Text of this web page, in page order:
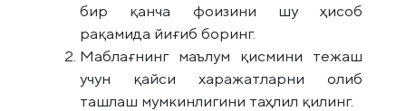
бир қанча фоизини шу ҳисоб
рақамида йиғиб боринг.
Маблағнинг маълум қисмини тежаш
учун қайси харажатларни олиб
ташлаш мумкинлигини таҳлил қилинг.